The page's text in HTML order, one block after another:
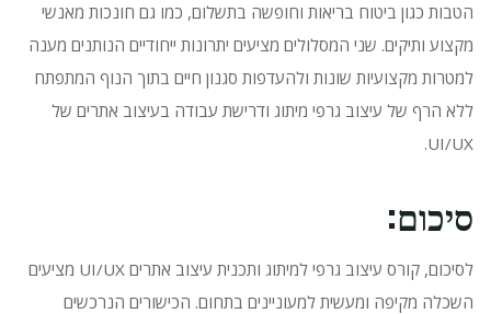
הטבות כגון ביטוח בריאות וחופשה בתשלום, כמו גם חונכות מאנשי
מקצוע ותיקים. שני המסלולים מציעים יתרונות ייחודיים הנותנים מענה
למטרות מקצועיות שונות ולהעדפות סגנון חיים בתוך הנוף המתפתח
ללא הרף של עיצוב גרפי מיתוג ודרישת עבודה בעיצוב אתרים של
UI/UX.
סיכום:
לסיכום, קורס עיצוב גרפי למיתוג ותכנית עיצוב אתרים UI/UX מציעים
השכלה מקיפה ומעשית למעוניינים בתחום. הכישורים הנרכשים